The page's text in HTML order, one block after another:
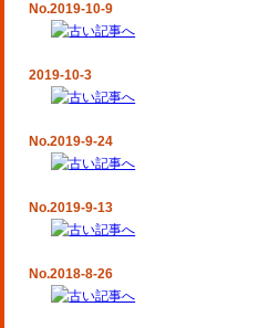
No.2019-10-9
2019-10-3
No.2019-9-24
No.2019-9-13
No.2018-8-26